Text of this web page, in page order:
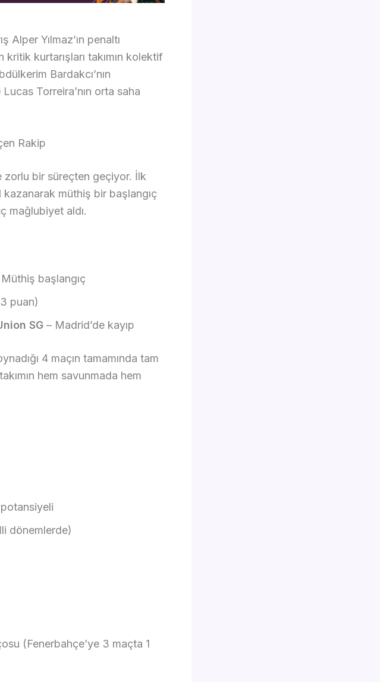
Alper Yılmaz’ın penaltı
kritik kurtarışları takımın kolektif
Bardakcı’nın
Torreira’nın orta saha
Rakip
zorlu bir süreçten geçiyor. İlk
müthiş bir başlangıç
mağlubiyet aldı.
başlangıç
puan)
SG – Madrid’de kayıp
4 maçın tamamında tam
hem savunmada hem
dönemlerde)
(Fenerbahçe’ye 3 maçta 1